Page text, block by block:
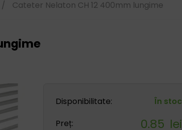
/ Cateter Nelaton CH 12 400mm lungime
Disponibilitate:
În stoc
Preț:
0.85 lei